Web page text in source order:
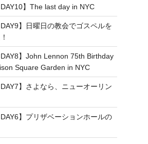
】The last day in NYC
】日曜日の教会でゴスペルを
】John Lennon 75th Birthday
Square Garden in NYC
】さよなら、ニューオーリン
】プリザベーションホールの